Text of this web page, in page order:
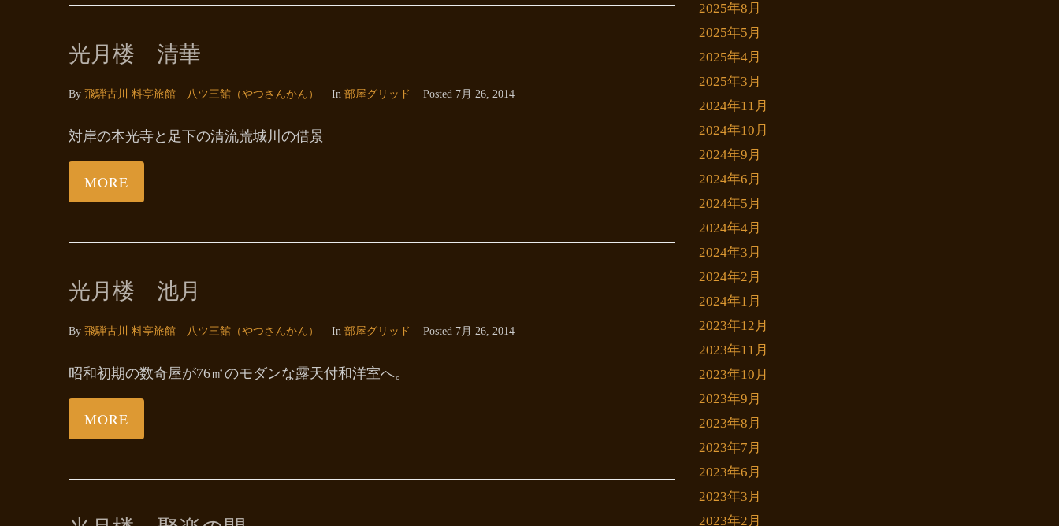
光月楼 清華
By 飛騨古川 料亭旅館 八ツ三館（やつさんかん） In 部屋グリッド Posted 7月 26, 2014
対岸の本光寺と足下の清流荒城川の借景
MORE
光月楼 池月
By 飛騨古川 料亭旅館 八ツ三館（やつさんかん） In 部屋グリッド Posted 7月 26, 2014
昭和初期の数奇屋が76㎡のモダンな露天付和洋室へ。
MORE
2025年8月
2025年5月
2025年4月
2025年3月
2024年11月
2024年10月
2024年9月
2024年6月
2024年5月
2024年4月
2024年3月
2024年2月
2024年1月
2023年12月
2023年11月
2023年10月
2023年9月
2023年8月
2023年7月
2023年6月
2023年3月
2023年2月